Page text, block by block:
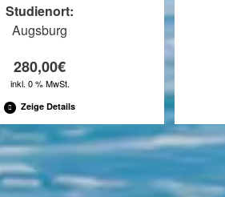
Studienort:
Augsburg
280,00€
inkl. 0 % MwSt.
Zeige Details